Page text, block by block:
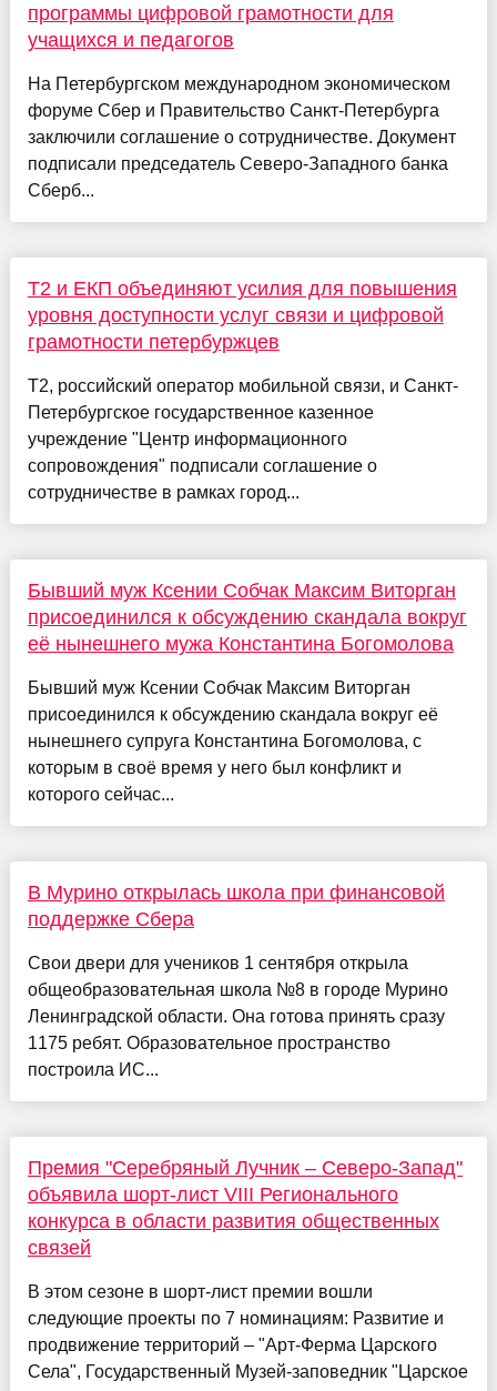
программы цифровой грамотности для
учащихся и педагогов
На Петербургском международном экономическом
форуме Сбер и Правительство Санкт-Петербурга
заключили соглашение о сотрудничестве. Документ
подписали председатель Северо-Западного банка
Сберб...
Т2 и ЕКП объединяют усилия для повышения
уровня доступности услуг связи и цифровой
грамотности петербуржцев
T2, российский оператор мобильной связи, и Санкт-
Петербургское государственное казенное
учреждение "Центр информационного
сопровождения" подписали соглашение о
сотрудничестве в рамках город...
Бывший муж Ксении Собчак Максим Виторган
присоединился к обсуждению скандала вокруг
её нынешнего мужа Константина Богомолова
Бывший муж Ксении Собчак Максим Виторган
присоединился к обсуждению скандала вокруг её
нынешнего супруга Константина Богомолова, с
которым в своё время у него был конфликт и
которого сейчас...
В Мурино открылась школа при финансовой
поддержке Сбера
Свои двери для учеников 1 сентября открыла
общеобразовательная школа №8 в городе Мурино
Ленинградской области. Она готова принять сразу
1175 ребят. Образовательное пространство
построила ИС...
Премия "Серебряный Лучник – Северо-Запад"
объявила шорт-лист VIII Регионального
конкурса в области развития общественных
связей
В этом сезоне в шорт-лист премии вошли
следующие проекты по 7 номинациям: Развитие и
продвижение территорий – "Арт-Ферма Царского
Села", Государственный Музей-заповедник "Царское